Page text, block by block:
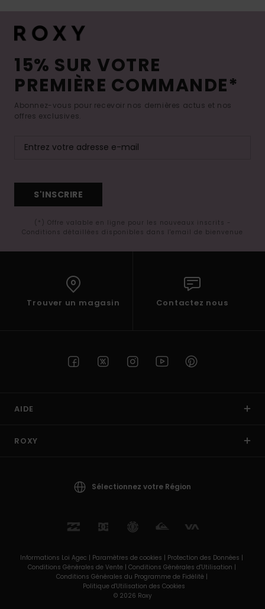
15% SUR VOTRE
PREMIÈRE COMMANDE*
Abonnez-vous pour recevoir nos dernières actus et nos
offres exclusives.
S'INSCRIRE
(*) Offre valable en ligne pour les nouveaux inscrits -
Conditions détaillées disponibles dans l'email de bienvenue
Trouver un magasin Contactez nous
AIDE
ROXY
Sélectionnez votre Région
Informations Loi Agec | Paramètres de cookies | Protection des Données |
Conditions Générales de Vente | Conditions Générales d'Utilisation |
Conditions Générales du Programme de Fidélité |
Politique d'Utilisation des Cookies
© 2026 Roxy